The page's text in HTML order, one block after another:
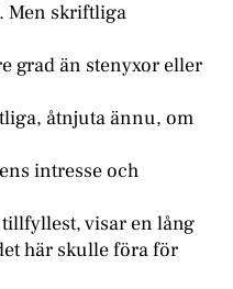
Men skriftliga
grad än stenyxor eller
åtnjuta ännu, om
intresse och
visar en lång
här skulle föra för